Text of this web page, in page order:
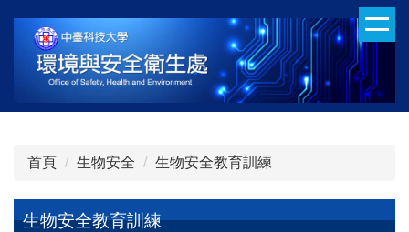
首頁
生物安全 生物安全教育訓練
生物安全教育訓練